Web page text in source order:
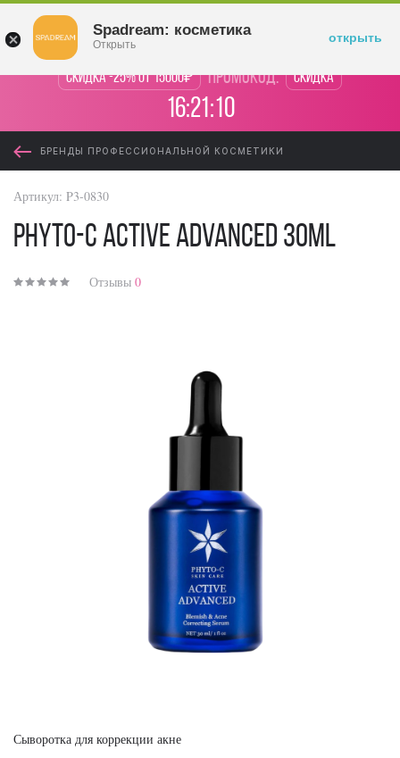
Скидка -25% от 15000₽ промокод: Скидка
16:21:10
БРЕНДЫ ПРОФЕССИОНАЛЬНОЙ КОСМЕТИКИ
Артикул: P3-0830
PHYTO-C Active Advanced 30ml
Отзывы 0
Сыворотка для коррекции акне
Spadream: косметика
Открыть открыть